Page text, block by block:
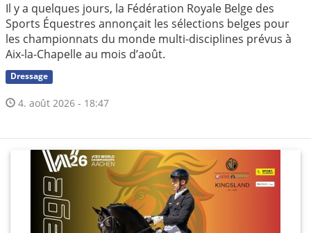
Il y a quelques jours, la Fédération Royale Belge des
Sports Équestres annonçait les sélections belges pour
les championnats du monde multi-disciplines prévus à
Aix-la-Chapelle au mois d’août.
Dressage
4. août 2026 - 18:47